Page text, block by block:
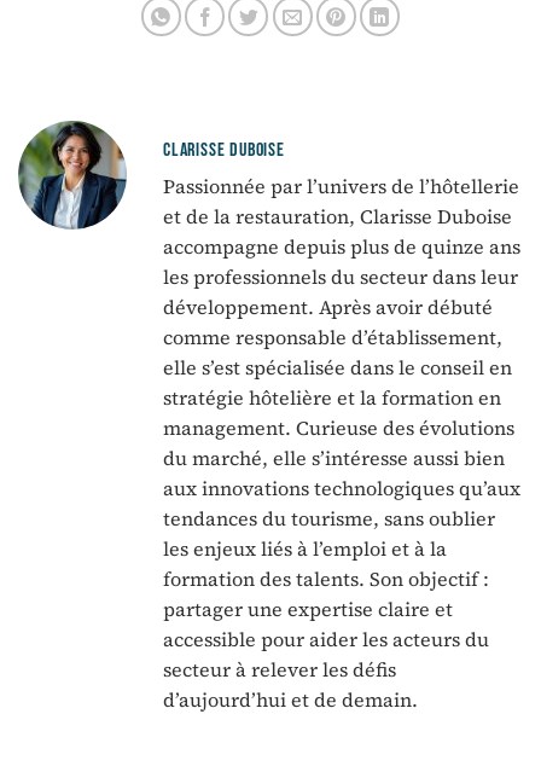
CLARISSE DUBOISE
Passionnée par l’univers de l’hôtellerie
et de la restauration, Clarisse Duboise
accompagne depuis plus de quinze ans
les professionnels du secteur dans leur
développement. Après avoir débuté
comme responsable d’établissement,
elle s’est spécialisée dans le conseil en
stratégie hôtelière et la formation en
management. Curieuse des évolutions
du marché, elle s’intéresse aussi bien
aux innovations technologiques qu’aux
tendances du tourisme, sans oublier
les enjeux liés à l’emploi et à la
formation des talents. Son objectif :
partager une expertise claire et
accessible pour aider les acteurs du
secteur à relever les défis
d’aujourd’hui et de demain.